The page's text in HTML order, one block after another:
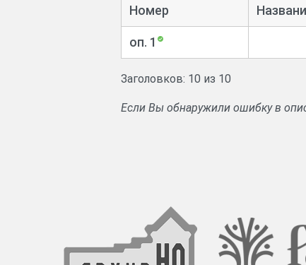
Номер
оп. 1
Заголовков: 10 из 10
Если Вы обнаружили ошибку в